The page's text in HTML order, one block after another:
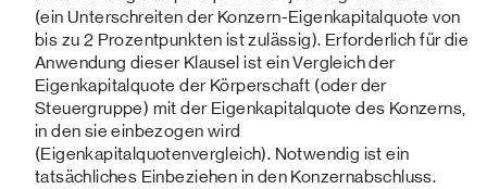
(ein Unterschreiten der Konzern-Eigenkapitalquote von
bis zu 2 Prozentpunkten ist zulässig). Erforderlich für die
Anwendung dieser Klausel ist ein Vergleich der
Eigenkapitalquote der Körperschaft (oder der
Steuergruppe) mit der Eigenkapitalquote des Konzerns,
in den sie einbezogen wird
(Eigenkapitalquotenvergleich). Notwendig ist ein
tatsächliches Einbeziehen in den Konzernabschluss.